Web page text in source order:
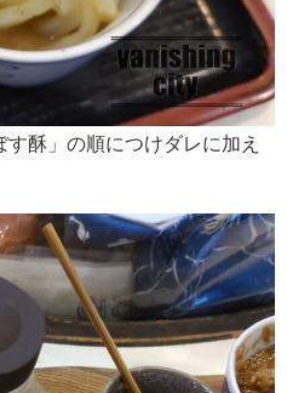
酥」の順につけダレに加え